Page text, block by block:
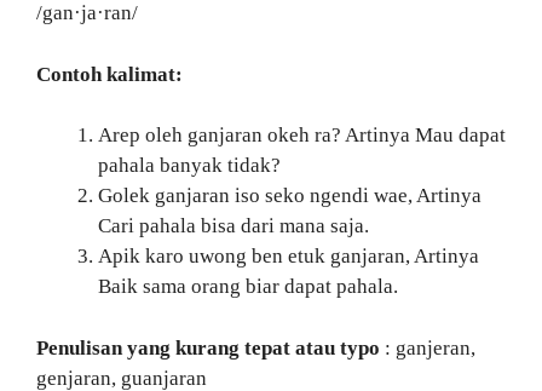
/gan·ja·ran/
Contoh kalimat:
Arep oleh ganjaran okeh ra? Artinya Mau dapat
pahala banyak tidak?
Golek ganjaran iso seko ngendi wae, Artinya
Cari pahala bisa dari mana saja.
Apik karo uwong ben etuk ganjaran, Artinya
Baik sama orang biar dapat pahala.
Penulisan yang kurang tepat atau typo : ganjeran,
genjaran, guanjaran